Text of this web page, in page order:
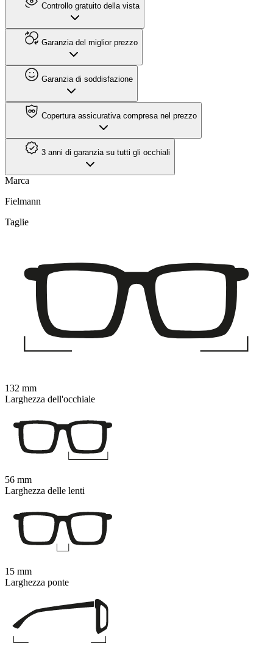
Controllo gratuito della vista
Garanzia del miglior prezzo
Garanzia di soddisfazione
Copertura assicurativa compresa nel prezzo
3 anni di garanzia su tutti gli occhiali
Marca
Fielmann
Taglie
132 mm
Larghezza dell'occhiale
56 mm
Larghezza delle lenti
15 mm
Larghezza ponte